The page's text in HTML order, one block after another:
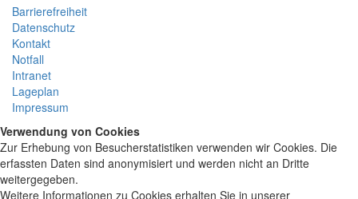
Barrierefreiheit
Datenschutz
Kontakt
Notfall
Intranet
Lageplan
Impressum
Verwendung von Cookies
Zur Erhebung von Besucherstatistiken verwenden wir Cookies. Die
erfassten Daten sind anonymisiert und werden nicht an Dritte
weitergegeben.
Weitere Informationen zu Cookies erhalten Sie in unserer